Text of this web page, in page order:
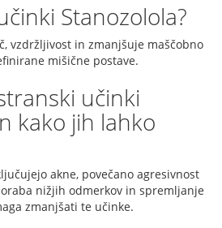
Stanozolola?
vzdržljivost in zmanjšuje maščobno
mišične postave.
učinki
kako jih lahko
akne, povečano agresivnost
nižjih odmerkov in spremljanje
zmanjšati te učinke.